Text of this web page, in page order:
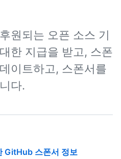
원되는 오픈 소스 기
한 지급을 받고, 스폰
이트하고, 스폰서를
다.
GitHub 스폰서 정보